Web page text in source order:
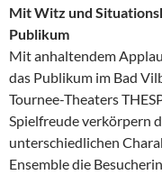
Mit Witz und
Publikum
Mit anhaltendem
das Publikum im Bad
Tournee-Theaters
Spielfreude verkörpern
unterschiedlichen
Ensemble die